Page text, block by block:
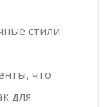
стили
что
для